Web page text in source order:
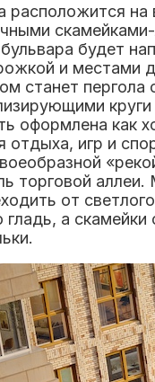
расположится на
будет
и местами
станет пергола
круги
оформлена как
отдыха, игр и
торговой
от
а скамейки